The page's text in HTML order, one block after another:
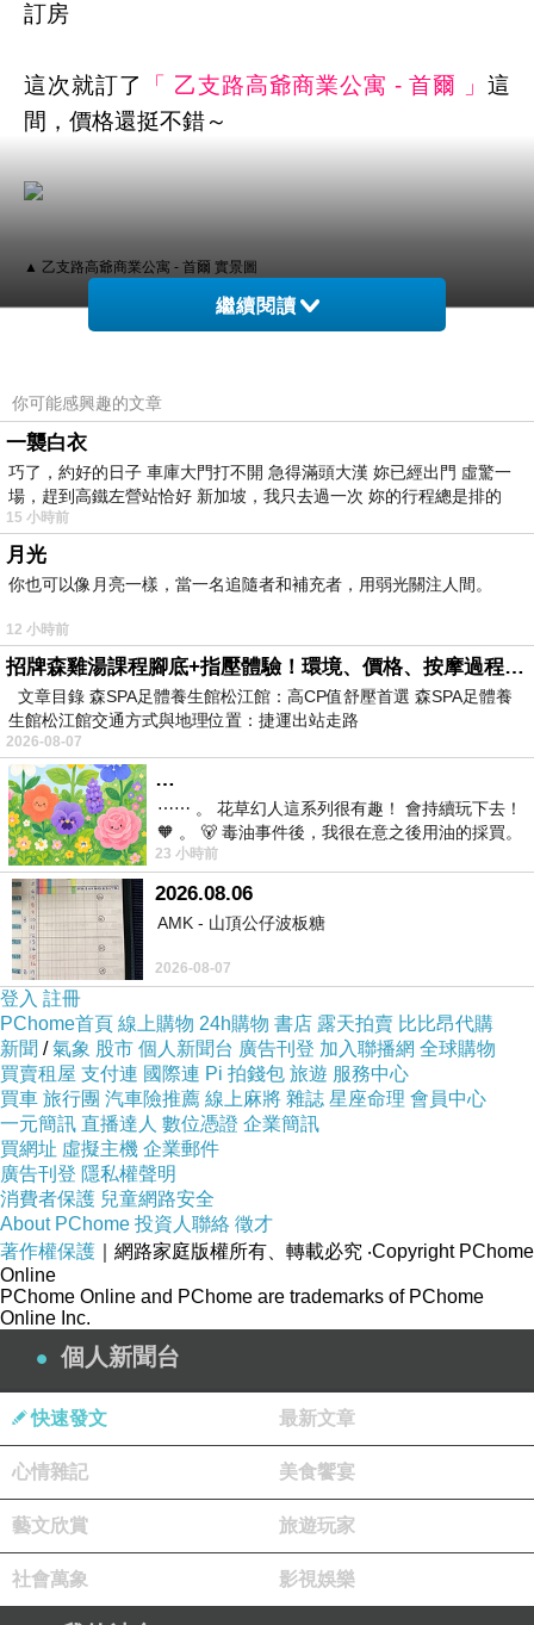
訂房
這次就訂了 「 乙支路高爺商業公寓 - 首爾 」這
間，價格還挺不錯～
▲ 乙支路高爺商業公寓 - 首爾 實景圖
有關於訂房，我個人建議是
決定哪家以後快點下訂！
像這次的話上網找了一下乙支路高爺商業公寓 -
首爾
就儘快衝下去！以免到時候訂不到就哭哭了(尤其
是旅遊旺季更要注意)
而且在民宿折扣碼HOTELS.COM訂的話訂貴了
還能退價差！沒在怕的！（這點超棒！）
另外我有找到一些 優惠折扣碼！
可能剛好適用喔！請多加利用！
有關 乙支路高爺商業公寓 - 首爾 的房間介紹在下
面
如果有興趣到這附近玩的，不妨可以看看！
↓↓↓保證最便宜！定貴退價差↓↓↓
乙支路高爺商業公寓 - 首爾 好康偷偷說
主要設施
236 間公寓
餐廳
供應早餐
健身中心
24 小時商務中心
24 小時櫃台服務
繼續閱讀
你可能感興趣的文章
一襲白衣
巧了，約好的日子 車庫大門打不開 急得滿頭大漢 妳已經出門 虛驚一
場，趕到高鐵左營站恰好 新加坡，我只去過一次 妳的行程總是排的
15 小時前
月光
你也可以像月亮一樣，當一名追隨者和補充者，用弱光關注人間。
12 小時前
招牌森雞湯課程腳底+指壓體驗！環境、價格、按摩過程全紀錄，森SPA足體養生館松江館最新價格表
文章目錄 森SPA足體養生館松江館：高CP值舒壓首選 森SPA足體養
生館松江館交通方式與地理位置：捷運出站走路
2026-08-07
…
⋯⋯ 。 花草幻人這系列很有趣！ 會持續玩下去！
🧡 。 🐻 毒油事件後，我很在意之後用油的採買。
前天購買了我之前就很愛
23 小時前
2026.08.06
AMK - 山頂公仔波板糖
2026-08-07
登入 註冊
PChome首頁 線上購物 24h購物 書店 露天拍賣 比比昂代購
新聞 /氣象 股市 個人新聞台 廣告刊登 加入聯播網 全球購物
買賣租屋 支付連 國際連 Pi 拍錢包 旅遊 服務中心
買車 旅行團 汽車險推薦 線上麻將 雜誌 星座命理 會員中心
一元簡訊 直播達人 數位憑證 企業簡訊
買網址 虛擬主機 企業郵件
廣告刊登 隱私權聲明
消費者保護 兒童網路安全
About PChome 投資人聯絡 徵才
著作權保護 ｜網路家庭版權所有、轉載必究 ‧Copyright PChome
Online
PChome Online and PChome are trademarks of PChome
Online Inc.
個人新聞台
快速發文 最新文章
心情雜記 美食饗宴
藝文欣賞 旅遊玩家
社會萬象 影視娛樂